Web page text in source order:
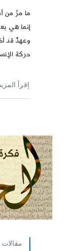
ما مرَّ من
إنما هي
وعهدٌ قد
حركة
إقرأ
مقالات